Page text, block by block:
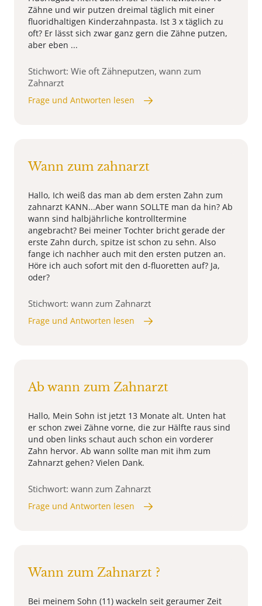
Zähne und wir putzen dreimal täglich mit einer
fluoridhaltigen Kinderzahnpasta. Ist 3 x täglich zu
oft? Er lässt sich zwar ganz gern die Zähne putzen,
aber eben ...
Stichwort: Wie oft Zähneputzen, wann zum
Zahnarzt
Frage und Antworten lesen
Wann zum zahnarzt
Hallo, Ich weiß das man ab dem ersten Zahn zum
zahnarzt KANN...Aber wann SOLLTE man da hin? Ab
wann sind halbjährliche kontrolltermine
angebracht? Bei meiner Tochter bricht gerade der
erste Zahn durch, spitze ist schon zu sehn. Also
fange ich nachher auch mit den ersten putzen an.
Höre ich auch sofort mit den d-fluoretten auf? Ja,
oder?
Stichwort: wann zum Zahnarzt
Frage und Antworten lesen
Ab wann zum Zahnarzt
Hallo, Mein Sohn ist jetzt 13 Monate alt. Unten hat
er schon zwei Zähne vorne, die zur Hälfte raus sind
und oben links schaut auch schon ein vorderer
Zahn hervor. Ab wann sollte man mit ihm zum
Zahnarzt gehen? Vielen Dank.
Stichwort: wann zum Zahnarzt
Frage und Antworten lesen
Wann zum Zahnarzt ?
Bei meinem Sohn (11) wackeln seit geraumer Zeit